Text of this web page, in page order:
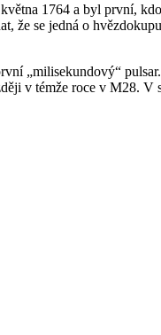
1764 a byl první,
že se jedná o
„milisekundový“
v témže roce v M28. V